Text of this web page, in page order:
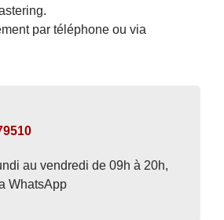
par téléphone ou via
au vendredi de 09h à 20h,
WhatsApp